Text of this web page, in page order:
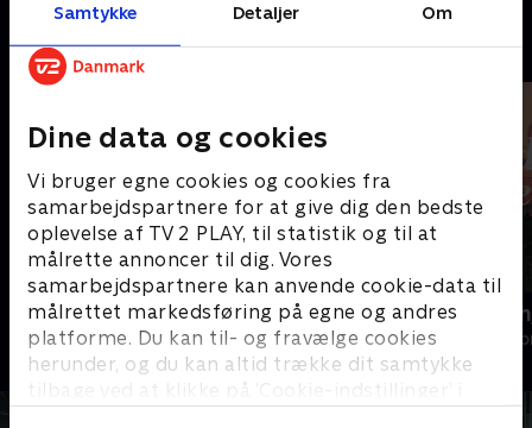
Samtykke Detaljer Om
Dine data og cookies
Vi bruger egne cookies og cookies fra
samarbejdspartnere for at give dig den bedste
oplevelse af TV 2 PLAY, til statistik og til at
målrette annoncer til dig. Vores
samarbejdspartnere kan anvende cookie-data til
målrettet markedsføring på egne og andres
platforme. Du kan til- og fravælge cookies
herunder, og du kan altid trække dit samtykke
tilbage ved at klikke på ’Cookie-indstillinger’ i
Andre så også
Headhunters
Drama • 1 sæsoner
Hånden på
Drama • 1